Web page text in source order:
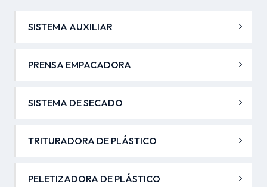
SISTEMA AUXILIAR
PRENSA EMPACADORA
SISTEMA DE SECADO
TRITURADORA DE PLÁSTICO
PELETIZADORA DE PLÁSTICO